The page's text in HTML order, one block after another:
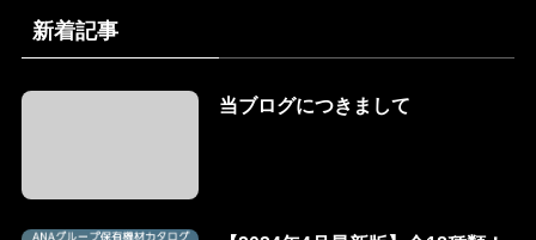
新着記事
当ブログにつきまして